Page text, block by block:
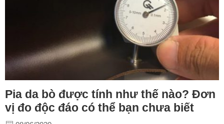
Pia da bò được tính như thế nào? Đơn
vị đo độc đáo có thể bạn chưa biết